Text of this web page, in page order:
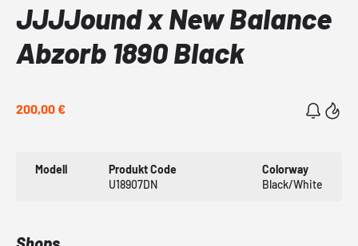
JJJJound x New Balance
Abzorb 1890 Black
200,00 €
Modell
Produkt Code
U18907DN
Colorway
Black/White